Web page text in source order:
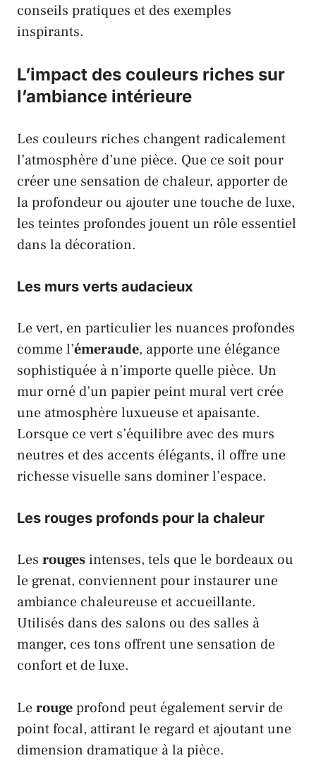
conseils pratiques et des exemples
inspirants.
L’impact des couleurs riches sur
l’ambiance intérieure
Les couleurs riches changent radicalement
l’atmosphère d’une pièce. Que ce soit pour
créer une sensation de chaleur, apporter de
la profondeur ou ajouter une touche de luxe,
les teintes profondes jouent un rôle essentiel
dans la décoration.
Les murs verts audacieux
Levert, en particulier les nuances profondes
comme l’émeraude, apporte une élégance
sophistiquée à n’importe quelle pièce. Un
mur orné d’un papier peint mural vert crée
une atmosphère luxueuse et apaisante.
Lorsque cevert s’équilibre avec des murs
neutres et des accents élégants, il offre une
richesse visuelle sans dominer l’espace.
Les rouges profonds pour la chaleur
Les rougesintenses, tels que lebordeaux ou
le grenat, conviennent pour instaurer une
ambiance chaleureuse et accueillante.
Utilisés dans des salons ou des salles à
manger, ces tons offrent une sensation de
confort et de luxe.
Lerougeprofond peut également servir de
point focal, attirant le regard et ajoutant une
dimension dramatique à la pièce.